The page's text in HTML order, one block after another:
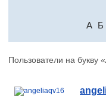
A Б
Пользователи на букву «